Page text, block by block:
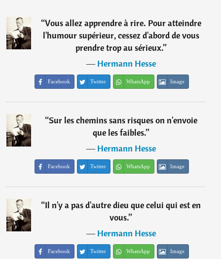
“Vous allez apprendre à rire. Pour atteindre
l'humour supérieur, cessez d'abord de vous
prendre trop au sérieux.”
―Hermann Hesse
Facebook Twitter WhatsApp Image
“Sur les chemins sans risques on n'envoie
que les faibles.”
―Hermann Hesse
Facebook Twitter WhatsApp Image
“Il n'y a pas d'autre dieu que celui qui est en
vous.”
―Hermann Hesse
Facebook Twitter WhatsApp Image